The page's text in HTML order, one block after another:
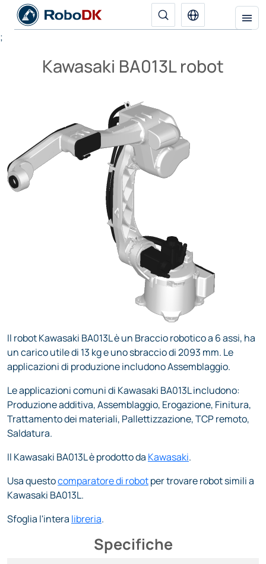
;
Kawasaki BA013L robot
Il robot Kawasaki BA013L è un Braccio robotico a 6 assi, ha
un carico utile di 13 kg e uno sbraccio di 2093 mm. Le
applicazioni di produzione includono Assemblaggio.
Le applicazioni comuni di Kawasaki BA013L includono:
Produzione additiva, Assemblaggio, Erogazione, Finitura,
Trattamento dei materiali, Pallettizzazione, TCP remoto,
Saldatura.
Il Kawasaki BA013L è prodotto da Kawasaki.
Usa questocomparatore di robotper trovare robot simili a
Kawasaki BA013L.
Sfoglia l'intera libreria.
Specifiche